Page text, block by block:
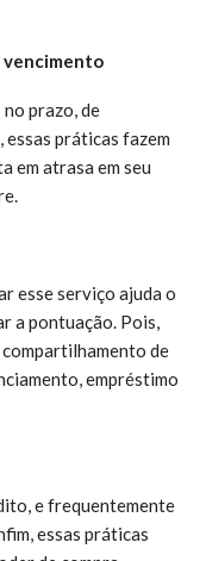
vencimento
prazo, de
práticas fazem
em atrasa em seu
esse serviço ajuda o
a pontuação. Pois,
de
empréstimo
e frequentemente
essas práticas